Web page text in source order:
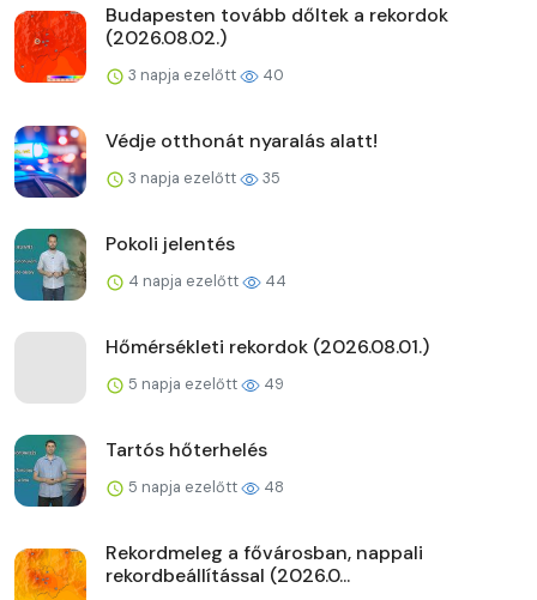
Budapesten tovább dőltek a rekordok
(2026.08.02.)
3 napja ezelőtt 40
Védje otthonát nyaralás alatt!
3 napja ezelőtt 35
Pokoli jelentés
4 napja ezelőtt 44
Hőmérsékleti rekordok (2026.08.01.)
5 napja ezelőtt 49
Tartós hőterhelés
5 napja ezelőtt 48
Rekordmeleg a fővárosban, nappali
rekordbeállítással (2026.0...